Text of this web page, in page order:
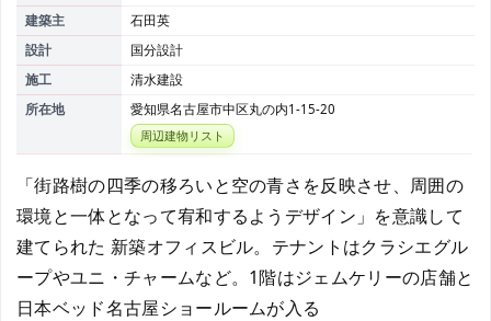
建築主
石田英
設計
国分設計
施工
清水建設
所在地
愛知県名古屋市中区丸の内1-15-20
周辺建物リスト
「街路樹の四季の移ろいと空の青さを反映させ、周囲の
環境と一体となって宥和するようデザイン」を意識して
建てられた 新築オフィスビル。テナントはクラシエグル
ープやユニ・チャームなど。1階はジェムケリーの店舗と
日本ベッド名古屋ショールームが入る